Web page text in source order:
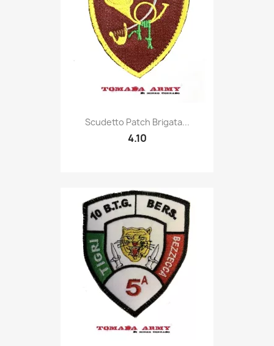
Quick view
Scudetto Patch Brigata...
4.10